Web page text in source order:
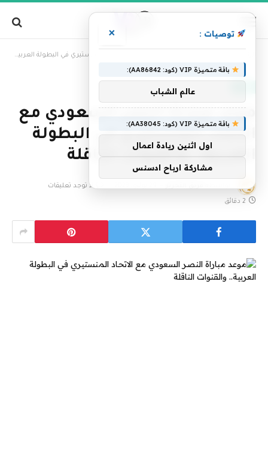
موعد مباراة النصر السعودي مع الاتحاد المنستيري في البطولة العربية.. والقنوات الناقلة
موعد مباراة النصر السعودي مع
الاتحاد المنستيري في البطولة
العربية.. والقنوات الناقلة
لا توجد تعليقات
2 دقائق
توصيات : ×
باقة متميزة VIP (كود: AA86842):
عالم الشباب
باقة متميزة VIP (كود: AA38045):
اول اثنين ريادة اعمال
مشاركة ارباح ادسنس